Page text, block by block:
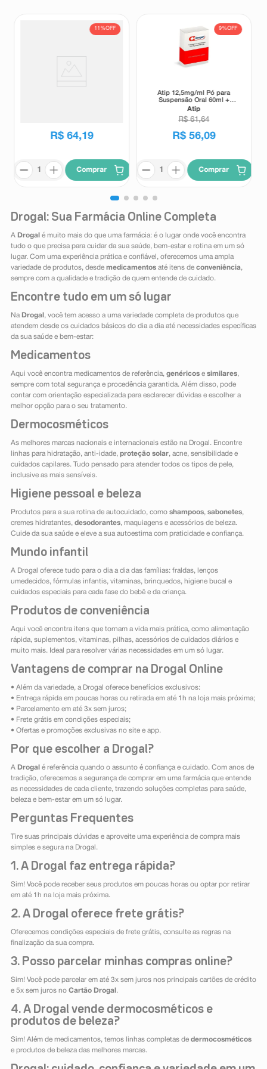
11%OFF
R$ 64,19
Comprar
9%OFF
Atip 12,5mg/ml Pó para
Suspensão Oral 60ml +
Seringa Dosadora
Atip
R$ 61,64
R$ 56,09
Comprar
Drogal: Sua Farmácia Online Completa
A Drogal é muito mais do que uma farmácia: é o lugar onde você encontra
tudo o que precisa para cuidar da sua saúde, bem-estar e rotina em um só
lugar. Com uma experiência prática e confiável, oferecemos uma ampla
variedade de produtos, desde medicamentosaté itens de conveniência,
sempre com a qualidade e tradição de quem entende de cuidado.
Encontre tudo em um só lugar
Na Drogal , você tem acesso a uma variedade completa de produtos que
atendem desde os cuidados básicos do dia a dia até necessidades específicas
da sua saúde e bem-estar:
Medicamentos
Aqui você encontra medicamentos de referência, genéricose similares,
sempre com total segurança e procedência garantida. Além disso, pode
contar com orientação especializada para esclarecer dúvidas e escolher a
melhor opção para o seu tratamento.
Dermocosméticos
As melhores marcas nacionais e internacionais estão na Drogal. Encontre
linhas para hidratação, anti-idade, proteção solar, acne, sensibilidade e
cuidados capilares. Tudo pensado para atender todos os tipos de pele,
inclusive as mais sensíveis.
Higiene pessoal e beleza
Produtos para a sua rotina de autocuidado, como shampoos, sabonetes,
cremes hidratantes, desodorantes, maquiagens e acessórios de beleza.
Cuide da sua saúde e eleve a sua autoestima com praticidade e confiança.
Mundo infantil
A Drogal oferece tudo para o dia a dia das famílias: fraldas, lenços
umedecidos, fórmulas infantis, vitaminas, brinquedos, higiene bucal e
cuidados especiais para cada fase do bebê e da criança.
Produtos de conveniência
Aqui você encontra itens que tornam a vida mais prática, como alimentação
rápida, suplementos, vitaminas, pilhas, acessórios de cuidados diários e
muito mais. Ideal para resolver várias necessidades em um só lugar.
Vantagens de comprar na Drogal Online
• Além da variedade, a Drogal oferece benefícios exclusivos:
• Entrega rápida em poucas horas ou retirada em até 1h na loja mais próxima;
• Parcelamento em até 3x sem juros;
• Frete grátis em condições especiais;
• Ofertas e promoções exclusivas no site e app.
Por que escolher a Drogal?
A Drogal é referência quando o assunto é confiança e cuidado. Com anos de
tradição, oferecemos a segurança de comprar em uma farmácia que entende
as necessidades de cada cliente, trazendo soluções completas para saúde,
beleza e bem-estar em um só lugar.
Perguntas Frequentes
Tire suas principais dúvidas e aproveite uma experiência de compra mais
simples e segura na Drogal.
1. A Drogal faz entrega rápida?
Sim! Você pode receber seus produtos em poucas horas ou optar por retirar
em até 1h na loja mais próxima.
2. A Drogal oferece frete grátis?
Oferecemos condições especiais de frete grátis, consulte as regras na
finalização da sua compra.
3. Posso parcelar minhas compras online?
Sim! Você pode parcelar em até 3x sem juros nos principais cartões de crédito
e 5x sem juros no Cartão Drogal .
4. A Drogal vende dermocosméticos e
produtos de beleza?
Sim! Além de medicamentos, temos linhas completas de dermocosméticos
e produtos de beleza das melhores marcas.